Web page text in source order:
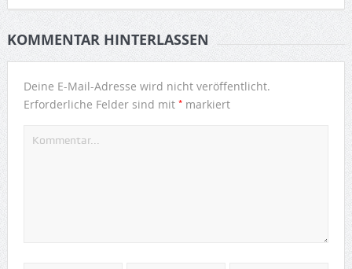
KOMMENTAR HINTERLASSEN
Deine E-Mail-Adresse wird nicht veröffentlicht.
Erforderliche Felder sind mit *markiert